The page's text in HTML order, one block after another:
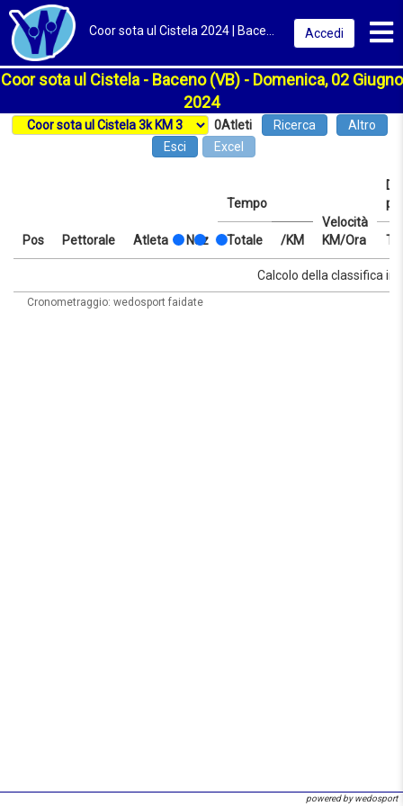
Accedi
Coor sota ul Cistela - Baceno (VB) - Domenica, 02 Giugno
2024
0Atleti Ricerca
Altro
Esci
Excel
Pos Pettorale Atleta Naz
Tempo
Velocità
KM/Ora
Totale /KM
Tempo
Velocità
Totale /KM
Calcolo della classifica in
Cronometraggio: wedosport faidate
powered by wedosport